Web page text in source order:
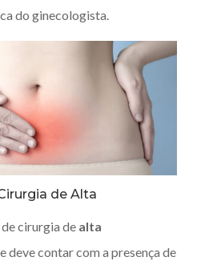
do ginecologista.
de Alta
cirurgia de alta
deve contar com a presença de